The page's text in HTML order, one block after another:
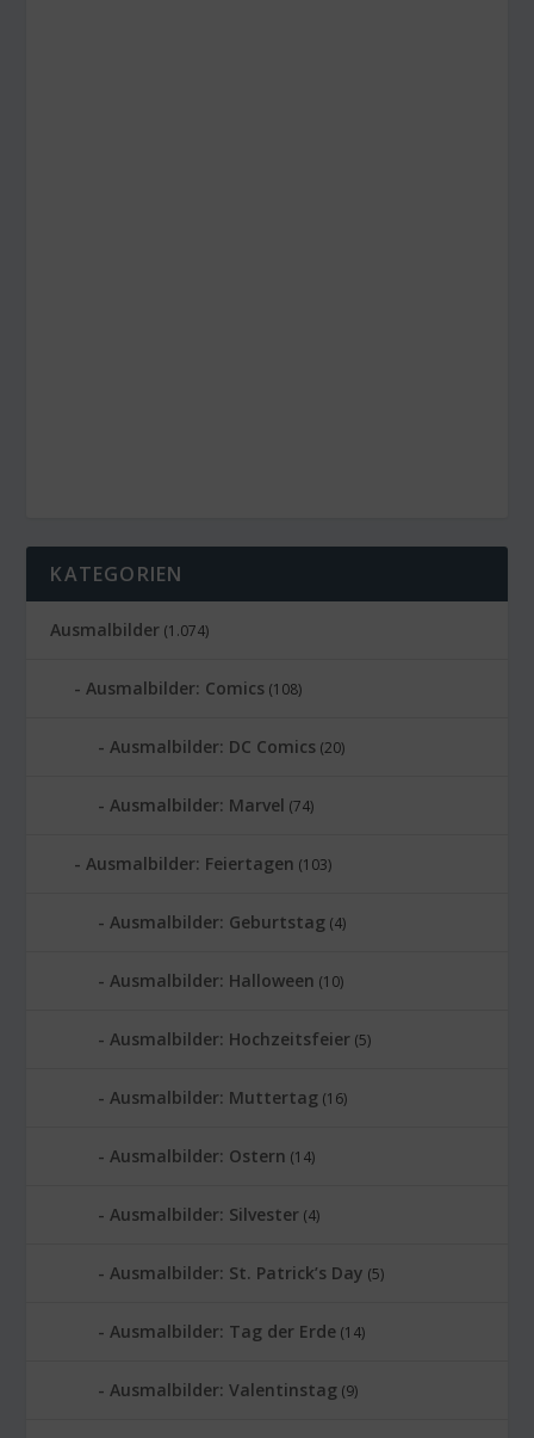
KATEGORIEN
Ausmalbilder (1.074)
Ausmalbilder: Comics (108)
Ausmalbilder: DC Comics (20)
Ausmalbilder: Marvel (74)
Ausmalbilder: Feiertagen (103)
Ausmalbilder: Geburtstag (4)
Ausmalbilder: Halloween (10)
Ausmalbilder: Hochzeitsfeier (5)
Ausmalbilder: Muttertag (16)
Ausmalbilder: Ostern (14)
Ausmalbilder: Silvester (4)
Ausmalbilder: St. Patrick’s Day (5)
Ausmalbilder: Tag der Erde (14)
Ausmalbilder: Valentinstag (9)